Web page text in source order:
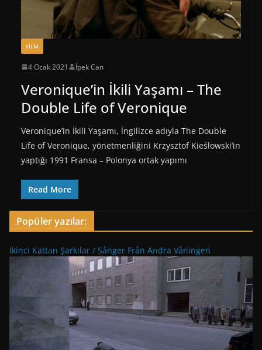
FİLM
4 Ocak 2021 İpek Can
Veronique’in İkili Yaşamı – The
Double Life of Veronique
Veronique’in İkili Yaşamı, İngilizce adıyla The Double
Life of Veronique, yönetmenliğini Krzysztof Kieślowski’in
yaptığı 1991 Fransa – Polonya ortak yapımı
Read More
Popüler yazılar:
İkinci Kattan Şarkılar / Sånger Från Andra Våningen